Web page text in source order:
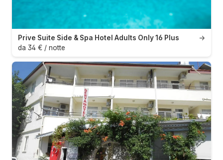
→
Prive Suite Side & Spa Hotel Adults Only 16 Plus
da 34 € / notte